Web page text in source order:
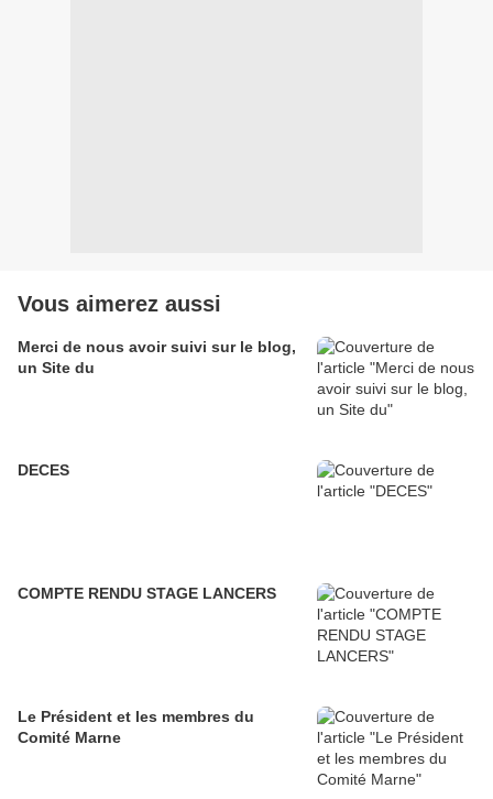
Vous aimerez aussi
Merci de nous avoir suivi sur le blog,
un Site du
DECES
COMPTE RENDU STAGE LANCERS
Le Président et les membres du
Comité Marne